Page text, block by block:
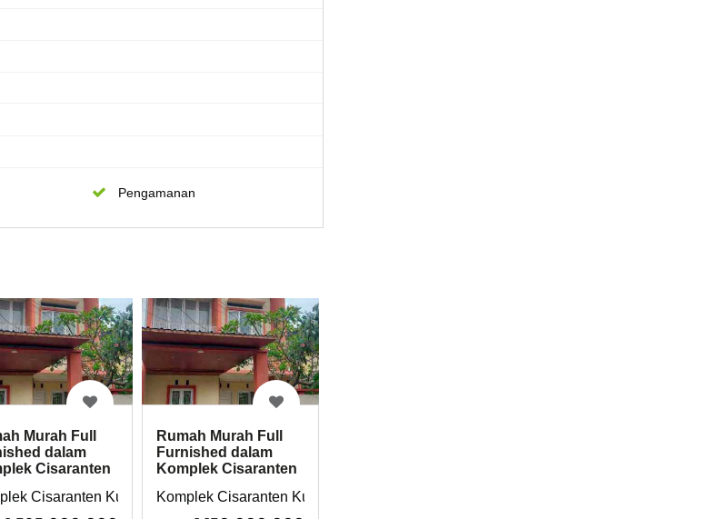
Pengamanan
Murah Full
dalam
Cisaranten
Cisaranten Kulon Arcamanik Kota Bandung
Rumah Murah Full
Furnished dalam
Komplek Cisaranten
Komplek Cisaranten Kulon Arcamanik Kota Bandung